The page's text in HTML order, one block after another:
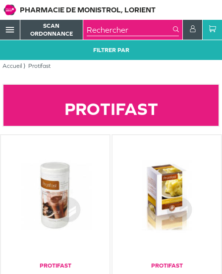
PHARMACIE DE MONISTROL, LORIENT
menu
SCAN
ORDONNANCE
Accueil Protifast
FILTRER PAR
PROTIFAST
PROTIFAST
PROTIFAST